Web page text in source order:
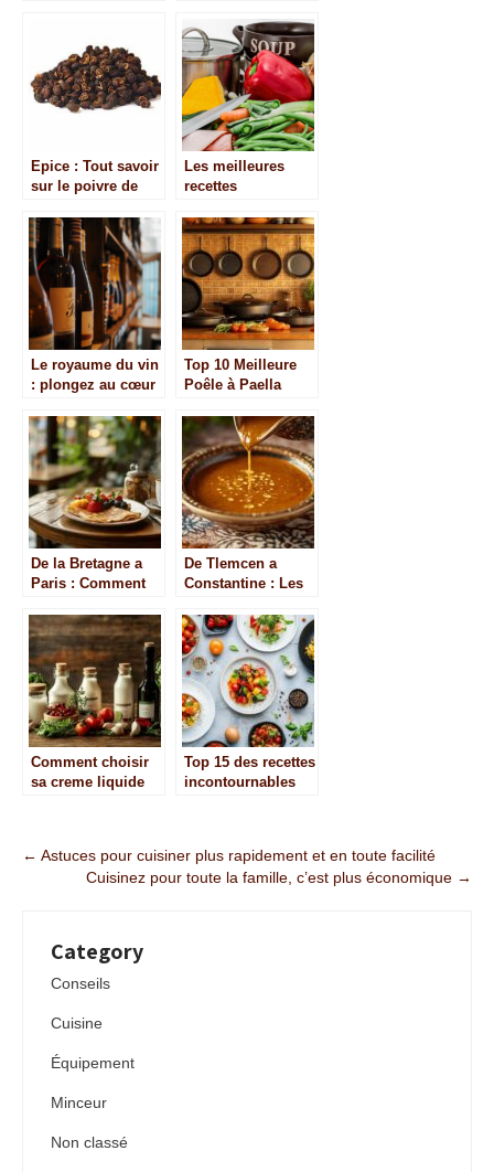
Epice : Tout savoir
sur le poivre de
Les meilleures
recettes
francaises
Le royaume du vin
: plongez au cœur
Bordeaux
Top 10 Meilleure
Poêle à Paella
Quelle sauce servir
avec votre plat ?
De la Bretagne a
Paris : Comment
Crepolog ont
conquis le cœur
des Parisiens
De Tlemcen a
Constantine : Les
compositions de la
sauce algerienne
Comment choisir
sa creme liquide
Top 15 des recettes
incontournables
Post
navigation
← Astuces pour cuisiner plus rapidement et en toute facilité
Cuisinez pour toute la famille, c’est plus économique →
Category
Conseils
Cuisine
Équipement
Minceur
Non classé